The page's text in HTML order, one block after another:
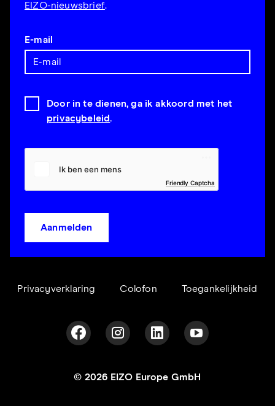
EIZO-nieuwsbrief.
E-mail
Door in te dienen, ga ik akkoord met het
privacybeleid.
Friendly Captcha
Aanmelden
Privacyverklaring Colofon Toegankelijkheid
© 2026 EIZO Europe GmbH